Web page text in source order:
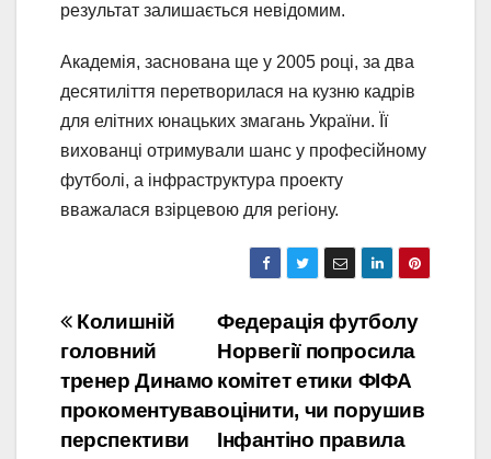
результат залишається невідомим.
Академія, заснована ще у 2005 році, за два
десятиліття перетворилася на кузню кадрів
для елітних юнацьких змагань України. Її
вихованці отримували шанс у професійному
футболі, а інфраструктура проекту
вважалася взірцевою для регіону.
Навігація
записів
Федерація футболу
Норвегії попросила
комітет етики ФІФА
оцінити, чи порушив
Інфантіно правила
Колишній
головний
тренер Динамо
прокоментував
перспективи